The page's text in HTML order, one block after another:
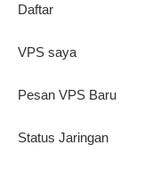
Daftar
VPS saya
Pesan VPS Baru
Status Jaringan